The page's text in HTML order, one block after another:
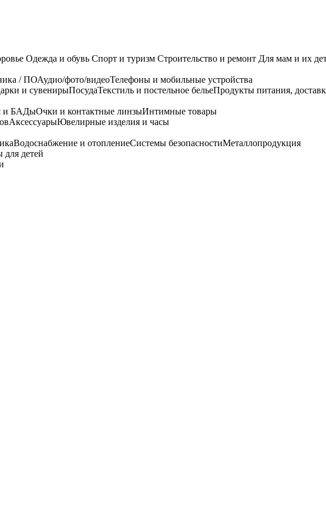
Одежда и обувь Спорт и туризм Строительство и ремонт Для мам и их
/ ПОАудио/фото/видеоТелефоны и мобильные устройства
и сувенирыПосудаТекстиль и постельное бельеПродукты питания,
и БАДыОчки и контактные линзыИнтимные товары
АксессуарыЮвелирные изделия и часы
Водоснабжение и отоплениеСистемы безопасностиМеталлопродукция
для детей